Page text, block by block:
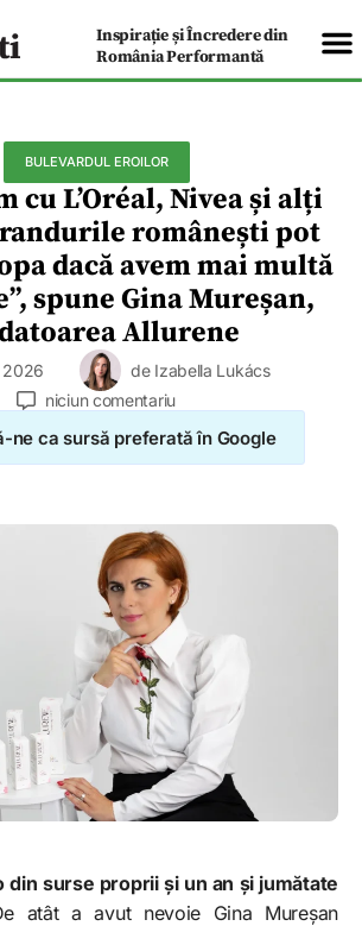
Inspirație și Încredere din
România Performantă
BULEVARDUL EROILOR
cu L’Oréal, Nivea și alți
românești pot
dacă avem mai multă
spune Gina Mureșan,
Allurene
2026 de Izabella Lukács
niciun comentariu
ne ca sursă preferată în Google
din surse proprii și un an și jumătate
atât a avut nevoie Gina Mureșan